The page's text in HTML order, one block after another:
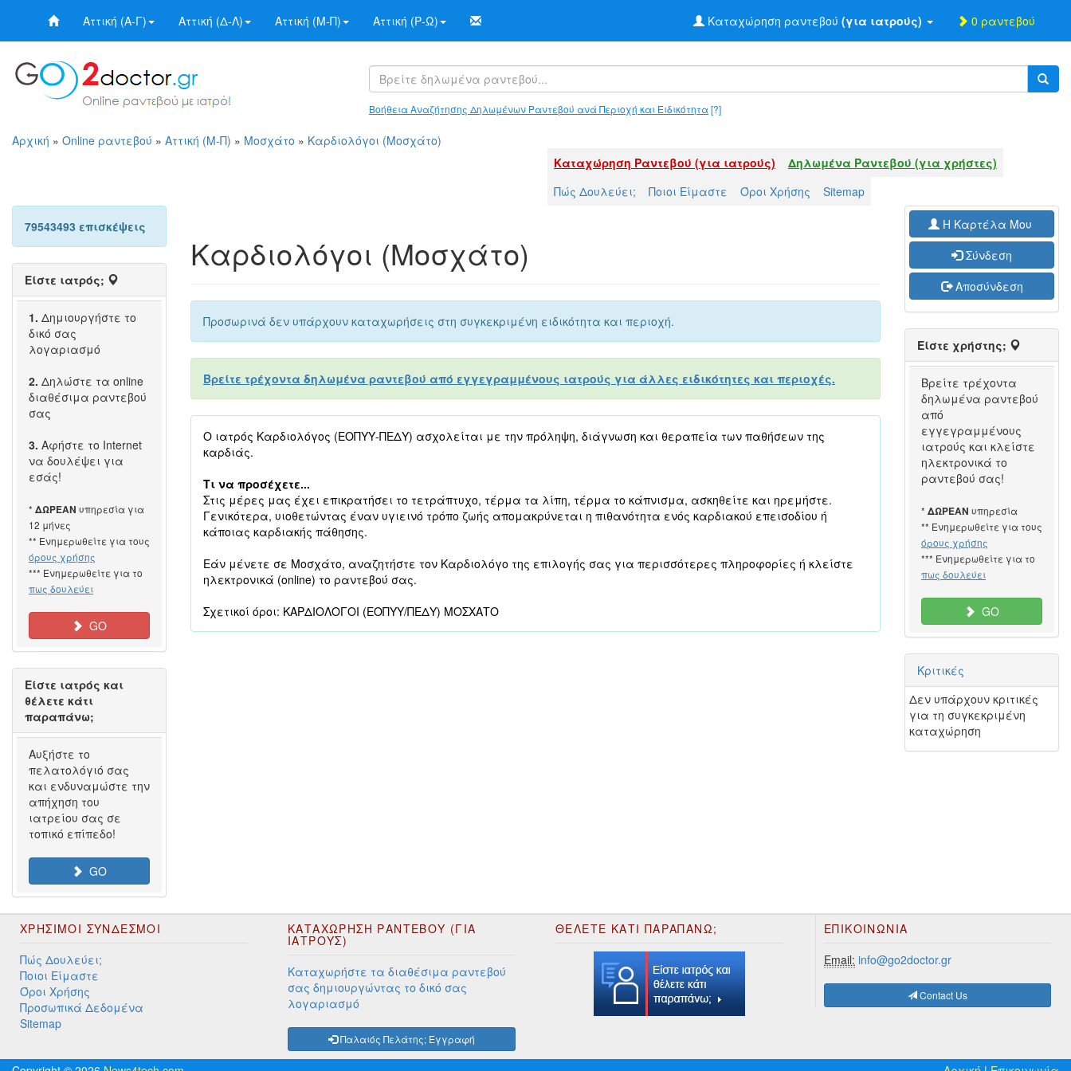
Αττική (Α-Γ) Αττική (Δ-Λ) Αττική (Μ-Π) Αττική (Ρ-Ω) Καταχώρηση ραντεβού (για ιατρούς) 0 ραντεβού
Βοήθεια Αναζήτησης Δηλωμένων Ραντεβού ανά Περιοχή και Ειδικότητα[?]
Αρχική » Online ραντεβού » Αττική (Μ-Π) » Μοσχάτο » Καρδιολόγοι (Μοσχάτο)
Καταχώρηση Ραντεβού (για ιατρούς)
Δηλωμένα Ραντεβού (για χρήστες)
Πώς Δουλεύει;
Ποιοι Είμαστε Όροι Χρήσης Sitemap
Καρδιολόγοι (Μοσχάτο)
Προσωρινά δεν υπάρχουν καταχωρήσεις στη συγκεκριμένη ειδικότητα και περιοχή.
Βρείτε τρέχοντα δηλωμένα ραντεβού από εγγεγραμμένους ιατρούς για άλλες ειδικότητες και περιοχές.
Ο ιατρός Καρδιολόγος (ΕΟΠΥΥ-ΠΕΔΥ) ασχολείται με την πρόληψη, διάγνωση και θεραπεία των παθήσεων της
καρδιάς.
Τι να προσέχετε...
Στις μέρες μας έχει επικρατήσει το τετράπτυχο, τέρμα τα λίπη, τέρμα το κάπνισμα, ασκηθείτε και ηρεμήστε.
Γενικότερα, υιοθετώντας έναν υγιεινό τρόπο ζωής απομακρύνεται η πιθανότητα ενός καρδιακού επεισοδίου ή
κάποιας καρδιακής πάθησης.
Εάν μένετε σε Μοσχάτο, αναζητήστε τον Καρδιολόγο της επιλογής σας για περισσότερες πληροφορίες ή κλείστε
ηλεκτρονικά (online) το ραντεβού σας.
Σχετικοί όροι: ΚΑΡΔΙΟΛΟΓΟΙ (ΕΟΠΥΥ/ΠΕΔΥ) ΜΟΣΧΑΤΟ
79543493 επισκέψεις
Είστε ιατρός;
1. Δημιουργήστε το
δικό σας
λογαριασμό
2. Δηλώστε τα online
διαθέσιμα ραντεβού
σας
3. Αφήστε το Internet
να δουλέψει για
εσάς!
* ΔΩΡΕΑΝ υπηρεσία για
12 μήνες
** Ενημερωθείτε για τους
όρους χρήσης
*** Ενημερωθείτε για το
πως δουλεύει
GO
Είστε ιατρός και
θέλετε κάτι
παραπάνω;
Αυξήστε το
πελατολόγιό σας
και ενδυναμώστε την
απήχηση του
ιατρείου σας σε
τοπικό επίπεδο!
GO
H Καρτέλα Μου
Σύνδεση
Αποσύνδεση
Είστε χρήστης;
Βρείτε τρέχοντα
δηλωμένα ραντεβού
από
εγγεγραμμένους
ιατρούς και κλείστε
ηλεκτρονικά το
ραντεβού σας!
* ΔΩΡΕΑΝ υπηρεσία
** Ενημερωθείτε για τους
όρους χρήσης
*** Ενημερωθείτε για το
πως δουλεύει
GO
Κριτικές
Δεν υπάρχουν κριτικές
για τη συγκεκριμένη
καταχώρηση
ΧΡΉΣΙΜΟΙ ΣΎΝΔΕΣΜΟΙ
Πώς Δουλεύει;
Ποιοι Είμαστε
Όροι Χρήσης
Προσωπικά Δεδομένα
Sitemap
ΚΑΤΑΧΩΡΗΣΗ ΡΑΝΤΕΒΟΥ (ΓΙΑ
ΙΑΤΡΟΥΣ)
Καταχωρήστε τα διαθέσιμα ραντεβού
σας δημιουργώντας το δικό σας
λογαριασμό
Παλαιός Πελάτης; Εγγραφή
ΘΕΛΕΤΕ ΚΑΤΙ ΠΑΡΑΠΑΝΩ;
ΕΠΙΚΟΙΝΩΝΊΑ
Email: info@go2doctor.gr
Contact Us